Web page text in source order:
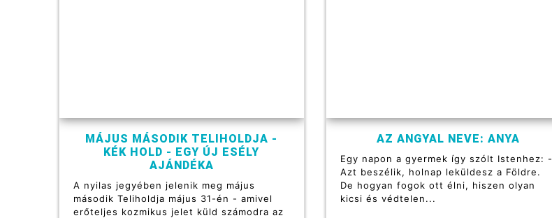
MÁJUS MÁSODIK TELIHOLDJA -
KÉK HOLD - EGY ÚJ ESÉLY
AJÁNDÉKA
A nyilas jegyében jelenik meg május
második Teliholdja május 31-én - amivel
erőteljes kozmikus jelet küld számodra az
AZ ANGYAL NEVE: ANYA
Egy napon a gyermek így szólt Istenhez: -
Azt beszélik, holnap leküldesz a Földre.
De hogyan fogok ott élni, hiszen olyan
kicsi és védtelen...